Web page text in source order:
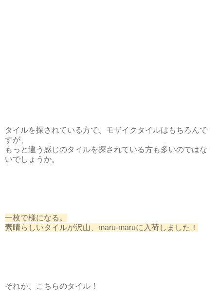
タイルを探されている方で、モザイクタイルはもちろんで
すが、
もっと違う感じのタイルを探されている方も多いのではな
いでしょうか。
一枚で様になる。
素晴らしいタイルが沢山、maru-maruに入荷しました！
それが、こちらのタイル！